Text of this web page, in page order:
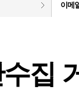
이메
집